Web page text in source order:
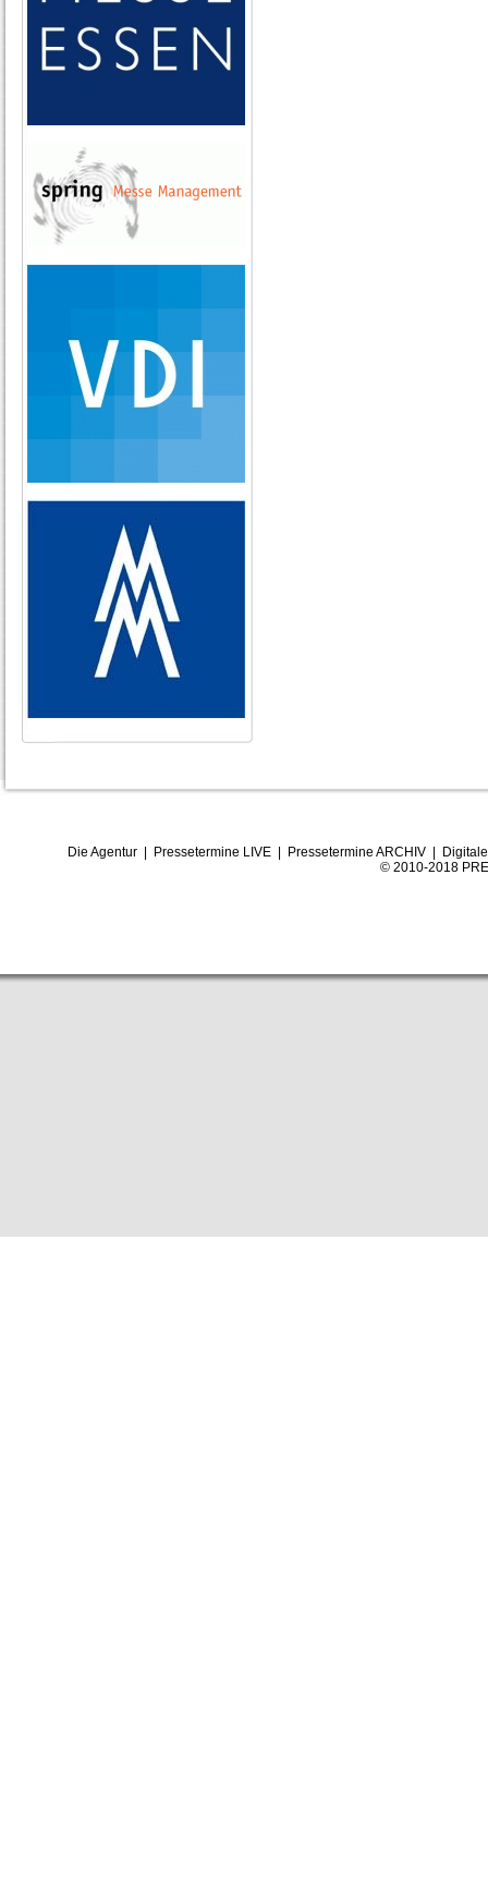
Die Agentur| Pressetermine LIVE| Pressetermine ARCHIV|
© 2010-2018